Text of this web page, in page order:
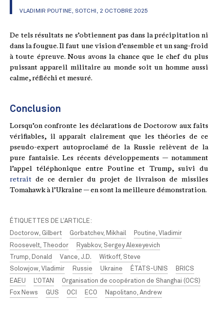
VLADIMIR POUTINE, SOTCHI, 2 OCTOBRE 2025
De tels résultats ne s’obtiennent pas dans la précipitation ni
dans la fougue. Il faut une vision d’ensemble et un sang-froid
à toute épreuve. Nous avons la chance que le chef du plus
puissant appareil militaire au monde soit un homme aussi
calme, réfléchi et mesuré.
Conclusion
Lorsqu’on confronte les déclarations de Doctorow aux faits
vérifiables, il apparaît clairement que les théories de ce
pseudo-expert autoproclamé de la Russie relèvent de la
pure fantaisie. Les récents développements — notamment
l’appel téléphonique entre Poutine et Trump, suivi du
retrait de ce dernier du projet de livraison de missiles
Tomahawk à l’Ukraine — en sont la meilleure démonstration.
ÉTIQUETTES DE L’ARTICLE:
Doctorow, Gilbert
Gorbatchev, Mikhail
Poutine, Vladimir
Roosevelt, Theodor
Ryabkov, Sergey Alexeyevich
Trump, Donald
Vance, J.D.
Witkoff, Steve
Solowjow, Vladimir
Russie Ukraine ÉTATS-UNIS
BRICS
EAEU
L'OTAN
Organisation de coopération de Shanghai (OCS)
Fox News
GUS OCI ECO Napolitano, Andrew